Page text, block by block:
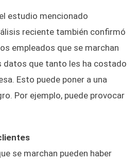
estudio mencionado
reciente también confirmó
empleados que se marchan
datos que tanto les ha costado
Esto puede poner a una
Por ejemplo, puede provocar
se marchan pueden haber